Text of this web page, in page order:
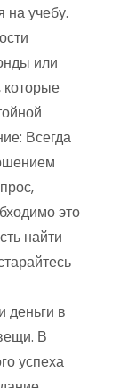
на учебу.
или
Всегда
это
найти
деньги в
В
успеха